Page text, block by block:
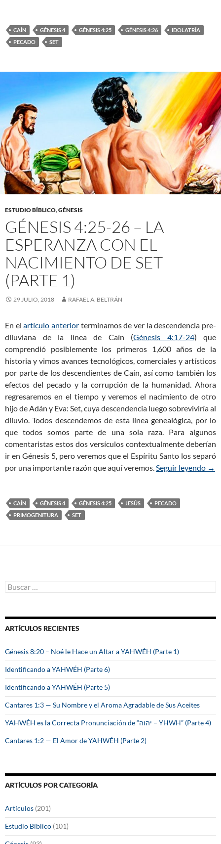
CAÍN GÉNESIS 4 GÉNESIS 4:25 GÉNESIS 4:26
IDOLATRÍA
PECADO
SET
ESTUDIO BÍBLICO,GÉNESIS
GÉNESIS 4:25-26 – LA
ESPERANZA CON EL
NACIMIENTO DE SET
(PARTE 1)
29 JULIO, 2018 RAFAEL A. BELTRÁN
En elartículo anterior terminamos de ver la descendencia pre-
diluviana de la línea de Caín (Génesis 4:17-24) que
comprendió posiblemente los primeros 1,600 años de la
historia y vimos avances tecnológicos, comerciales y artísticos
por parte de los descendientes de Caín, así como también los
efectos del pecado y la corrupción de la humanidad. Ahora
regresaremos en el tiempo y veremos el nacimiento de otro
hijo de Adán y Eva: Set, cuya descendencia luego sobreviviría al
diluvio. Todos descendemos de esta línea genealógica, por lo
que todos somos parte de una sola raza. Para algunos
comentaristas estos dos versículos contextualmente deberían
ir en Génesis 5, pero veremos que el Espíritu Santo los separó
por una importante razón que aquí veremos.Seguir leyendo →
CAÍN GÉNESIS 4 GÉNESIS 4:25 JESÚS
PECADO
PRIMOGENITURA
SET
B
u
a
r
ARTÍCULOS RECIENTES
Génesis 8:20 – Noé le Hace un Altar a YAHWÉH (Parte 1)
Identificando a YAHWÉH (Parte 6)
Identificando a YAHWÉH (Parte 5)
Cantares 1:3 — Su Nombre y el Aroma Agradable de Sus Aceites
YAHWÉH es la Correcta Pronunciación de “יהוה – YHWH” (Parte 4)
Cantares 1:2 — El Amor de YAHWÉH (Parte 2)
ARTÍCULOS POR CATEGORÍA
Artículos (201)
Estudio Bíblico (101)